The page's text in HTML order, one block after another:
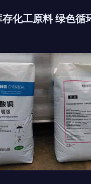
化工原料 绿色循